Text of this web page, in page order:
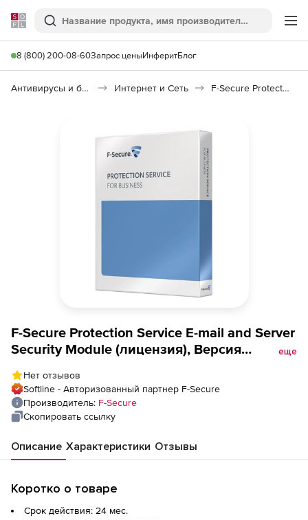
Softline
Поиск
8 (800) 200-08-60Запрос ценыИнферитБлог
Антивирусы и безопасность Интернет и Сеть F-Secure Protection Service for Business (PSB), E-mail and Server Security Module
F-Secure Protection Service E-mail and Server
Security Module (лицензия), Версия
еще
Нет отзывов
Softline - Авторизованный партнер F-Secure
Производитель: F-Secure
Скопировать ссылку
Описание Характеристики Отзывы
Коротко о товаре
Срок действия: 24 мес.